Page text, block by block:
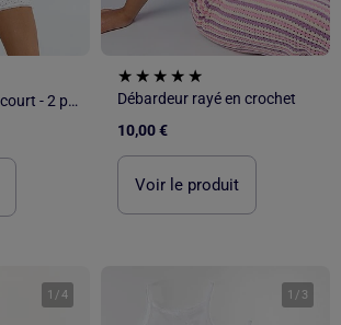
Ensemble pyjama court - 2 pièces
Débardeur rayé en crochet
10,00 €
Voir le produit
1 /4 1 / 3